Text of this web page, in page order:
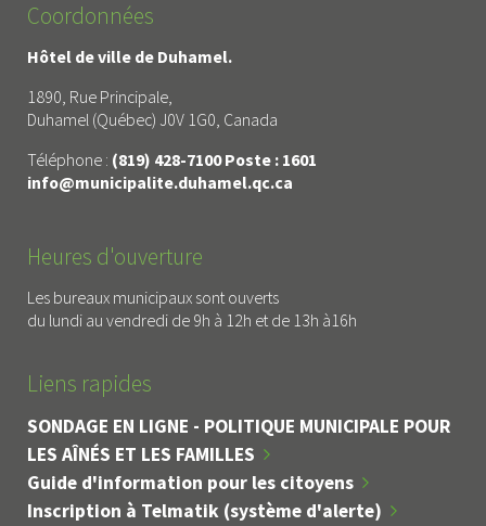
Coordonnées
Hôtel de ville de Duhamel.
1890, Rue Principale,
Duhamel (Québec) J0V 1G0, Canada
Téléphone : (819) 428-7100 Poste : 1601
info@municipalite.duhamel.qc.ca
Heures d'ouverture
Les bureaux municipaux sont ouverts
du lundi au vendredi de 9h à 12h et de 13h à16h
Liens rapides
SONDAGE EN LIGNE - POLITIQUE MUNICIPALE POUR
LES AÎNÉS ET LES FAMILLES
Guide d'information pour les citoyens
Inscription à Telmatik (système d'alerte)